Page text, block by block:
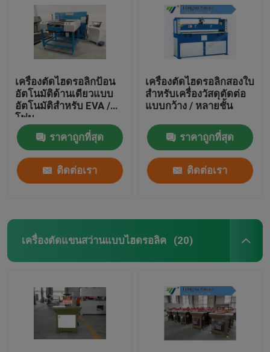
เครื่องตัดไฮดรอลิกป้อน
อัตโนมัติด้านเดียวแบบ
อัตโนมัติสำหรับ EVA /
โฟม
ราคาถูกที่สุด
ติดต่อเรา
เครื่องตัดไฮดรอลิกสองใบ
สำหรับเครื่องวัสดุตัดต่อ
แบบกว้าง / หลายชั้น
ราคาถูกที่สุด
ติดต่อเรา
เครื่องตัดแขนสว่านแบบไฮดรอลิค (20)